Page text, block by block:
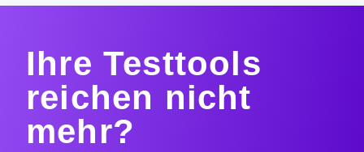
Ihre Testtools
reichen nicht
mehr?